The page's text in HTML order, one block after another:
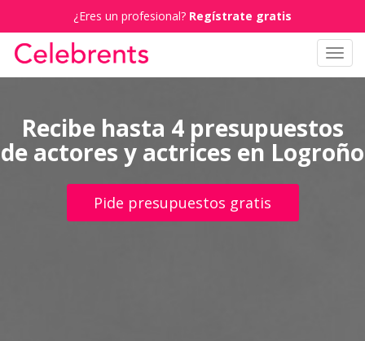
¿Eres un profesional? Regístrate gratis
Recibe hasta 4 presupuestos
de actores y actrices en Logroño
Pide presupuestos gratis